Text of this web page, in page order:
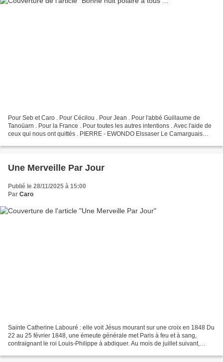
Pour Seb et Caro . Pour Cécilou . Pour Jean . Pour l'abbé Guillaume de
Tanoüarn . Pour la France . Pour toutes les autres intentions . Avec l'aide de
ceux qui nous ont quittés . PIERRE - EWONDO Elssaser Le Camarguais
Une Merveille Par Jour
Publié le 28/11/2025 à 15:00
Par Caro
Sainte Catherine Labouré : elle voit Jésus mourant sur une croix en 1848 Du
22 au 25 février 1848, une émeute générale met Paris à feu et à sang,
contraignant le roi Louis-Philippe à abdiquer. Au mois de juillet suivant,